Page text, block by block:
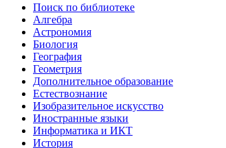
Поиск по библиотеке
Алгебра
Астрономия
Биология
География
Геометрия
Дополнительное образование
Естествознание
Изобразительное искусство
Иностранные языки
Информатика и ИКТ
История